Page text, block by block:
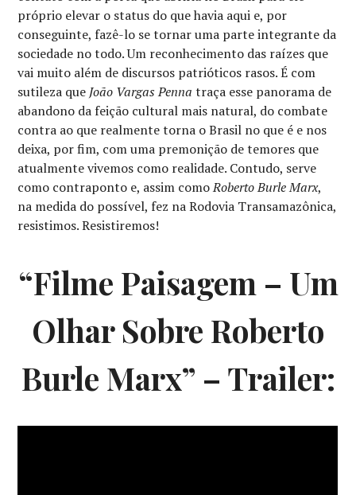
próprio elevar o status do que havia aqui e, por
conseguinte, fazê-lo se tornar uma parte integrante da
sociedade no todo. Um reconhecimento das raízes que
vai muito além de discursos patrióticos rasos. É com
sutileza que João Vargas Penna traça esse panorama de
abandono da feição cultural mais natural, do combate
contra ao que realmente torna o Brasil no que é e nos
deixa, por fim, com uma premonição de temores que
atualmente vivemos como realidade. Contudo, serve
como contraponto e, assim comoRoberto Burle Marx,
na medida do possível, fez na Rodovia Transamazônica,
resistimos. Resistiremos!
“Filme Paisagem – Um
Olhar Sobre Roberto
Burle Marx” – Trailer: